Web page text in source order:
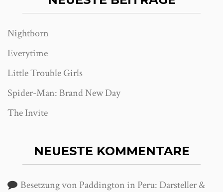
Nightborn
Everytime
Little Trouble Girls
Spider-Man: Brand New Day
The Invite
NEUESTE KOMMENTARE
Besetzung von Paddington in Peru: Darsteller &